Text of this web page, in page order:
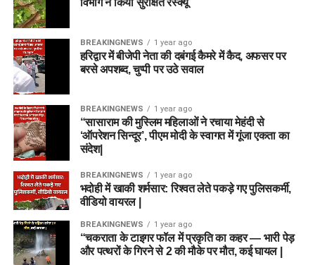
विभाग ने किया सुरक्षित रेस्क्यू
BREAKINGNEWS 1 year ago
हरिद्वार में बीजेपी नेता की दबंगई कैमरे में कैद, अफसर पर
बरसे अपशब्द, चुप्पी पर उठे सवाल
BREAKINGNEWS 1 year ago
“सासाराम की मुस्लिम महिलाओं ने रचाया मेहंदी से
‘ऑपरेशन सिन्दूर’, पीएम मोदी के स्वागत में गूंजा एकता का
संदेश|
BREAKINGNEWS 1 year ago
भदोही में खाकी शर्मसार: रिश्वत लेते पकड़े गए पुलिसकर्मी,
वीडियो वायरल |
BREAKINGNEWS 1 year ago
“चकराता के टाइगर फॉल में प्रकृति का कहर — भारी पेड़
और पत्थरों के गिरने से 2 की मौके पर मौत, कई घायल |